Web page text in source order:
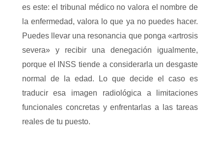
es este: el tribunal médico no valora el nombre de
la enfermedad, valora lo que ya no puedes hacer.
Puedes llevar una resonancia que ponga «artrosis
severa» y recibir una denegación igualmente,
porque el INSS tiende a considerarla un desgaste
normal de la edad. Lo que decide el caso es
traducir esa imagen radiológica a limitaciones
funcionales concretas y enfrentarlas a las tareas
reales de tu puesto.